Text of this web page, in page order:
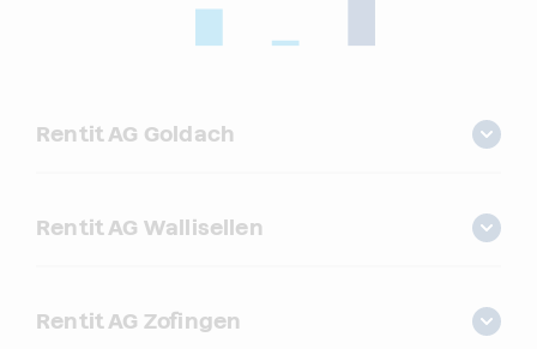
Rentit AG Goldach
Rentit AG Wallisellen
Rentit AG Zofingen